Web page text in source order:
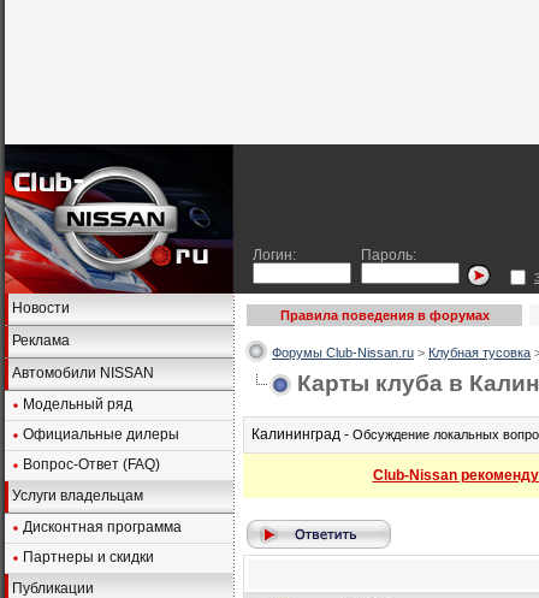
Логин: Пароль:
Новости
Реклама
Автомобили NISSAN
Модельный ряд
Официальные дилеры
Вопрос-Ответ (FAQ)
Услуги владельцам
Дисконтная программа
Партнеры и скидки
Публикации
Правила поведения в форумах
Форумы Club-Nissan.ru > Клубная тусовка
Карты клуба в
Калининград - Обсуждение локальных
Club-Nissan